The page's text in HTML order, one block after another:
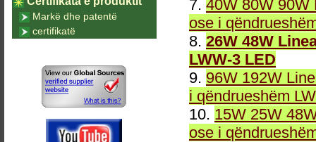
7. 40W 80W 90W
ose i
8. 26W 48W
LWW-3 LED
9. 96W 192W
i qëndrueshëm
10. 15W 25W
ose i
Markë dhe patentë
certifikatë